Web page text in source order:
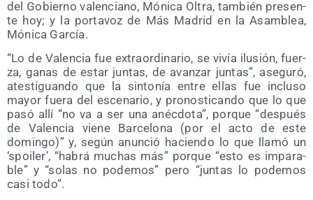
del Gobierno valen­ciano, Móni­ca Oltra, tam­bién pre­sen­
te hoy; y la por­ta­voz de Más Madrid en la Asam­blea,
Móni­ca García.
“Lo de Valen­cia fue extra­or­di­na­rio, se vivía ilu­sión, fuer­
za, ganas de estar jun­tas, de avan­zar jun­tas”, ase­gu­ró,
ates­ti­guan­do que la sin­to­nía entre ellas fue inclu­so
mayor fue­ra del esce­na­rio, y pro­nos­ti­can­do que lo que
pasó allí “no va a ser una anéc­do­ta”, por­que “des­pués
de Valen­cia vie­ne Bar­ce­lo­na (por el acto de este
domin­go)” y, según anun­ció hacien­do lo que lla­mó un
‘spoi­ler’, “habrá muchas más” por­que “esto es impa­ra­
ble” y “solas no pode­mos” pero “jun­tas lo pode­mos
casi todo”.